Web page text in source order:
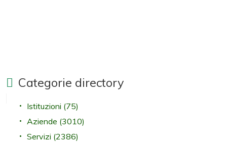
Categorie directory
Istituzioni (75)
Aziende (3010)
Servizi (2386)